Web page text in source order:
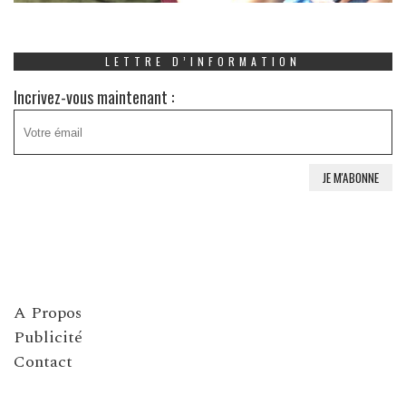
LETTRE D’INFORMATION
Incrivez-vous maintenant :
A Propos
Publicité
Contact